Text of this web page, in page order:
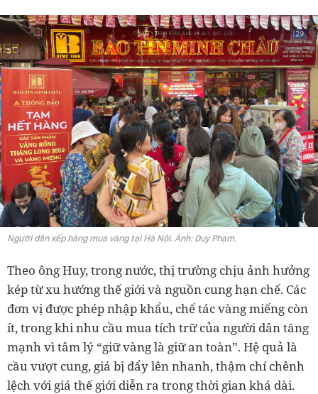
Người dân xếp hàng mua vàng tại Hà Nội. Ảnh: Duy Phạm.
Theo ông Huy, trong nước, thị trường chịu ảnh hưởng
kép từ xu hướng thế giới và nguồn cung hạn chế. Các
đơn vị được phép nhập khẩu, chế tác vàng miếng còn
ít, trong khi nhu cầu mua tích trữ của người dân tăng
mạnh vì tâm lý “giữ vàng là giữ an toàn”. Hệ quả là
cầu vượt cung, giá bị đẩy lên nhanh, thậm chí chênh
lệch với giá thế giới diễn ra trong thời gian khá dài.